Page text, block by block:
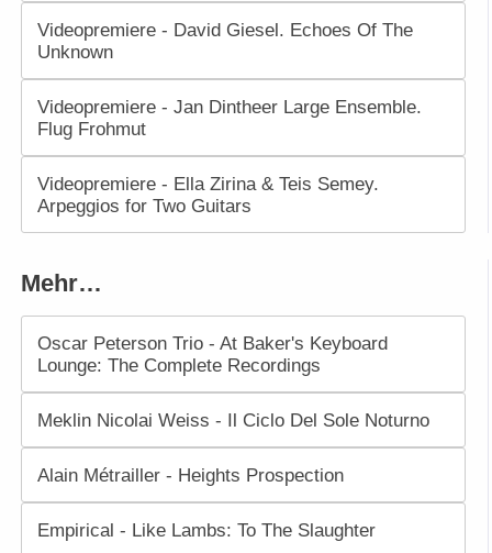
Videopremiere - David Giesel. Echoes Of The
Unknown
Videopremiere - Jan Dintheer Large Ensemble.
Flug Frohmut
Videopremiere - Ella Zirina & Teis Semey.
Arpeggios for Two Guitars
Mehr…
Oscar Peterson Trio - At Baker's Keyboard
Lounge: The Complete Recordings
Meklin Nicolai Weiss - Il Ciclo Del Sole Noturno
Alain Métrailler - Heights Prospection
Empirical - Like Lambs: To The Slaughter